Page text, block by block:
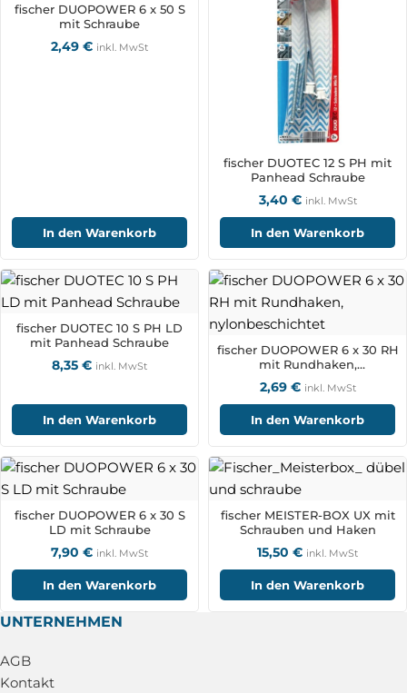
fischer DUOPOWER 6 x 50 S
mit Schraube
2,49 € inkl. MwSt
In den Warenkorb
fischer DUOTEC 12 S PH mit
Panhead Schraube
3,40 € inkl. MwSt
In den Warenkorb
fischer DUOTEC 10 S PH LD
mit Panhead Schraube
8,35 € inkl. MwSt
In den Warenkorb
fischer DUOPOWER 6 x 30 RH
mit Rundhaken,
2,69 € inkl. MwSt
In den Warenkorb
fischer DUOPOWER 6 x 30 S
LD mit Schraube
7,90 € inkl. MwSt
In den Warenkorb
fischer MEISTER-BOX UX mit
Schrauben und Haken
15,50 € inkl. MwSt
In den Warenkorb
UNTERNEHMEN
AGB
Kontakt